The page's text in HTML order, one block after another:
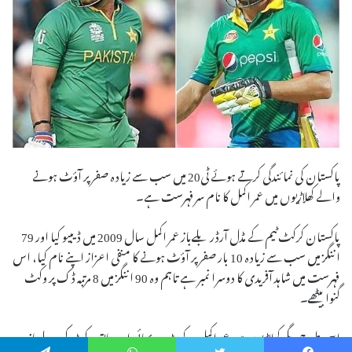
پاکستان کی نمائندگی کرتے ہوئے ٹی20 میں سب سے زیادہ صفر پر آؤٹ ہونے
والے کھلاڑیوں میں عمر اکمل کا نام سرفہرست ہے۔
پاکستان کرکٹ ٹیم کے مڈل آرڈر بلےباز عمر اکمل سال 2009 میں ڈیبیو کیا اور 79
اننگز میں سب سے زیادہ 10 بار صفر پر آؤٹ ہونے کا منفی اعزاز اپنے نام کیا، اس
فہرست میں شاہد آفریدی کا دوسرا نمبر ہے تاہم وہ 90 اننگز میں 8 مرتبہ ڈک پر وکٹ
گنوا بیٹھے۔
اسی طرح دیگر کھلاڑیوں میں عمر اکمل کے بڑے بھائی اور سابق وکٹ کیپر بلےباز